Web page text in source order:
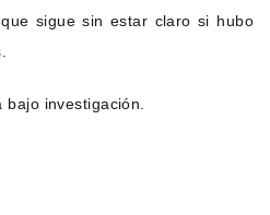
sigue sin estar claro si hubo
investigación.